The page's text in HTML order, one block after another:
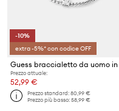
-10%
extra -5%* con codice OFF
Prezzo attuale:
52,99 €
Prezzo standard:80,99 €
Prezzo più basso:58,99 €